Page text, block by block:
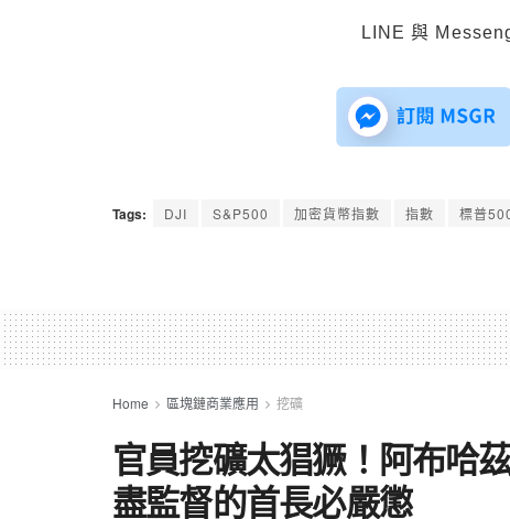
LINE 與
Tags: DJI S&P500 加密貨幣指數 指數 標普
Home 區塊鏈商業應用 挖礦
官員挖礦太猖獗！阿布哈
盡監督的首長必嚴懲